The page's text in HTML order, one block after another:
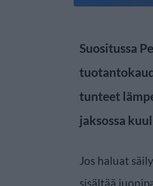
Suositussa
tunteet
jaksossa
Jos haluat
sisältää